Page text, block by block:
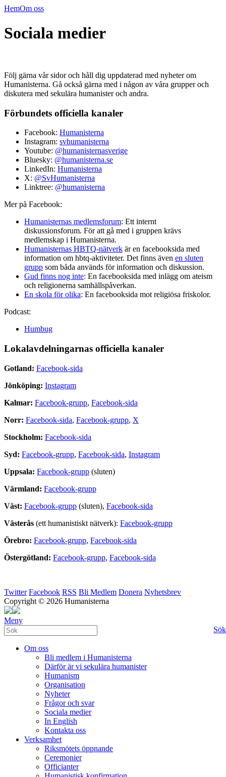
HemOm oss
Sociala medier
Följ gärna vår sidor och håll dig uppdaterad med nyheter om
Humanisterna. Gå också gärna med i någon av våra grupper och
diskutera med sekulära humanister och andra.
Förbundets officiella kanaler
Facebook: Humanisterna
Instagram: svhumanisterna
Youtube: @humanisternasverige
Bluesky: @humanisterna.se
LinkedIn: Humanisterna
X: @SvHumanisterna
Linktree: @humanisterna
Mer på Facebook:
Humanisternas medlemsforum: Ett internt
diskussionsforum. För att gå med i gruppen krävs
medlemskap i Humanisterna.
Humanisternas HBTQ-nätverk är en facebooksida med
information om hbtq-aktiviteter. Det finns även en sluten
grupp som båda används för information och diskussion.
Gud finns nog inte: En facebooksida med inlägg om ateism
och religionerna samhällspåverkan.
En skola för olika: En facebooksida mot religiösa friskolor.
Podcast:
Humbug
Lokalavdelningarnas officiella kanaler
Gotland: Facebook-sida
Jönköping: Instagram
Kalmar: Facebook-grupp, Facebook-sida
Norr: Facebook-sida, Facebook-grupp, X
Stockholm: Facebook-sida
Syd: Facebook-grupp, Facebook-sida, Instagram
Uppsala: Facebook-grupp (sluten)
Värmland: Facebook-grupp
Väst: Facebook-grupp (sluten), Facebook-sida
Västerås (ett humanistiskt nätverk): Facebook-grupp
Örebro: Facebook-grupp, Facebook-sida
Östergötland: Facebook-grupp, Facebook-sida
Twitter Facebook RSS Bli Medlem Donera Nyhetsbrev
Copyright © 2026 Humanisterna
Meny
Sök
Om oss
Bli medlem i Humanisterna
Därför är vi sekulära humanister
Humanism
Organisation
Nyheter
Frågor och svar
Sociala medier
In English
Kontakta oss
Verksamhet
Riksmötets öppnande
Ceremonier
Officianter